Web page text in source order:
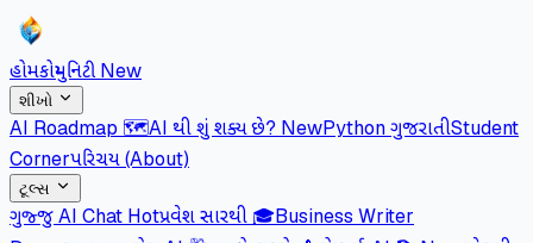
હોમકોમ્યુનિટી New
શીખો
AI Roadmap 🗺️AI થી શું શક્ય છે? NewPython ગુજરાતીStudent
Cornerપરિચય (About)
ટૂલ્સ
ગુજ્જુ AI Chat Hotપ્રવેશ સારથી 🎓Business Writer